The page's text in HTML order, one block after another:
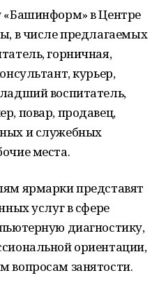
«Башинформ» в Центре
в числе предлагаемых
горничная,
курьер,
воспитатель,
повар, продавец,
и служебных
места.
ярмарки представят
услуг в сфере
диагностику,
ориентации,
вопросам занятости.